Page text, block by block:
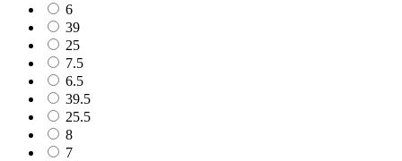
6
39
25
7.5
6.5
39.5
25.5
8
7